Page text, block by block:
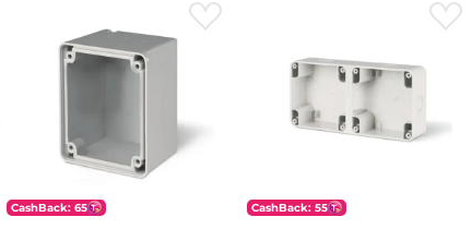
CashBack: 65 CashBack: 55